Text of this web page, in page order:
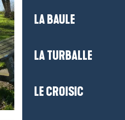
LA BAULE
LA TURBALLE
LE CROISIC